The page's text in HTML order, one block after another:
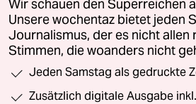
Wir schauen den Superreichen
Unsere wochentaz bietet jeden
Journalismus, der es nicht allen
Stimmen, die woanders nicht
Jeden Samstag als gedruckte
Zusätzlich digitale Ausgabe